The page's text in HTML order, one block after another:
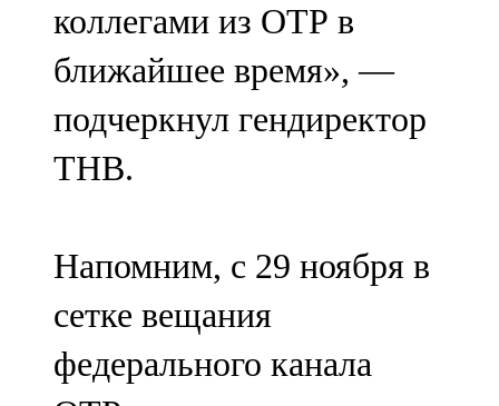
коллегами из ОТР в
ближайшее время», —
подчеркнул гендиректор
ТНВ.
Напомним, с 29 ноября в
сетке вещания
федерального канала